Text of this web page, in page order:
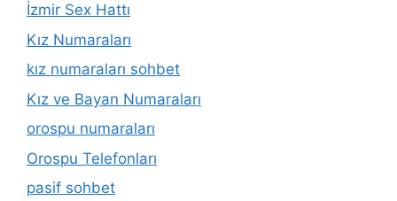
İzmir Sex Hattı
Kız Numaraları
kız numaraları sohbet
Kız ve Bayan Numaraları
orospu numaraları
Orospu Telefonları
pasif sohbet